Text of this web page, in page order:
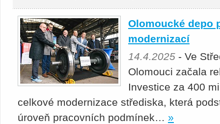
Olomoucké depo
modernizací
14.4.2025 - Ve
Olomouci začala
Investice za 400
celkové modernizace střediska, která
úroveň pracovních podmínek… »